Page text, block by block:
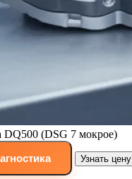
DQ500 (DSG 7 мокрое)
Узнать цену